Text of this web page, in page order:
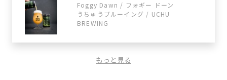
Foggy Dawn / フォギー ドーン
うちゅうブルーイング / UCHU
BREWING
もっと見る